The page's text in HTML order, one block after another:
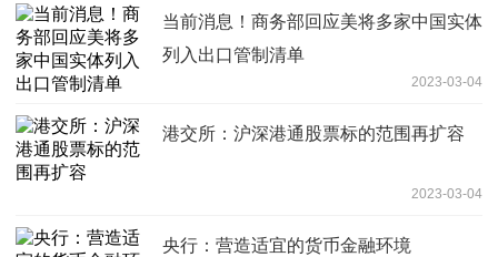
当前消息！商务部回应美将多家中国实体
列入出口管制清单
2023-03-04
港交所：沪深港通股票标的范围再扩容
2023-03-04
央行：营造适宜的货币金融环境